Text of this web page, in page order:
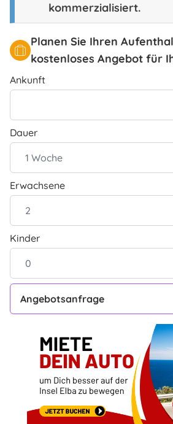
kommerzialisiert.
Planen Sie Ihren
kostenloses Angebot für
Ankunft
Dauer
Erwachsene
Kinder
Angebotsanfrage